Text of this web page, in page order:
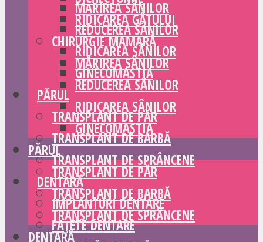
MĂRIREA SÂNILOR
REDUCEREA SÂNILOR
RIDICAREA SÂNILOR
GINECOMASTIA
PĂRUL
TRANSPLANT DE PĂR
TRANSPLANT DE BARBĂ
TRANSPLANT DE SPRÂNCENE
DENTARĂ
IMPLANTURI DENTARE
FAȚETE DENTARE
RIDICAREA GÂTULUI
CHIRURGIE MAMARĂ
MĂRIREA SÂNILOR
REDUCEREA SÂNILOR
RIDICAREA SÂNILOR
GINECOMASTIA
PĂRUL
TRANSPLANT DE PĂR
TRANSPLANT DE BARBĂ
TRANSPLANT DE SPRÂNCENE
DENTARĂ